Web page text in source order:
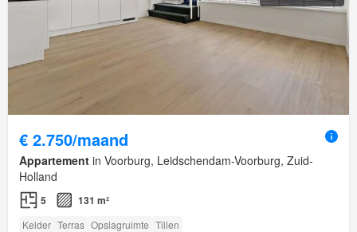
€ 2.750/maand
Appartement in Voorburg, Leidschendam-Voorburg, Zuid-
Holland
5 131 m²
Kelder Terras Opslagruimte Tillen